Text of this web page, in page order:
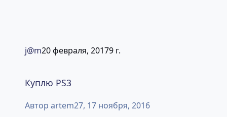
j@m20 февраля, 20179 г.
Куплю PS3
Автор artem27, 17 ноября, 2016